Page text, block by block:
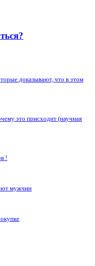
доказывают, что в этом
это присходит (научная
!
мужчин